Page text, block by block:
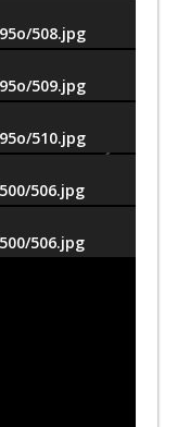
508.jpg
509.jpg
510.jpg
506.jpg
506.jpg